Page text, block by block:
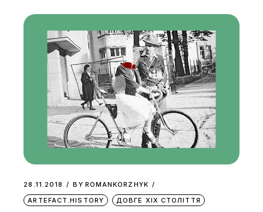
28.11.2018 BY ROMANKORZHYK
ARTEFACT.HISTORY
ДОВГЕ ХІХ СТОЛІТТЯ